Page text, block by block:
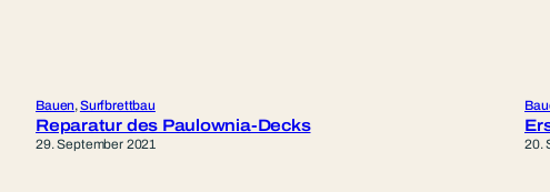
Bauen, Surfbrettbau
Reparatur des Paulownia-Decks
29. September 2021 20.